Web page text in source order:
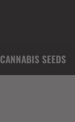
CANNABIS SEEDS